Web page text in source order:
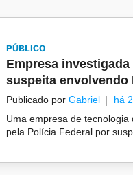
PÚBLICO
Empresa investigada
suspeita envolvendo
Publicado porGabriel
há
Uma empresa de
pela Polícia Federal por